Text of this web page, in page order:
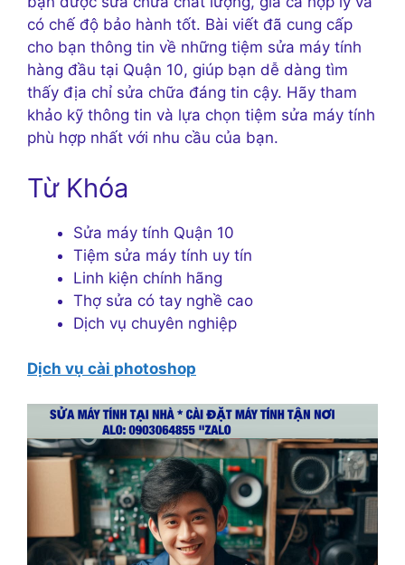
có chế độ bảo hành tốt. Bài viết đã cung cấp
cho bạn thông tin về những tiệm sửa máy tính
hàng đầu tại Quận 10, giúp bạn dễ dàng tìm
thấy địa chỉ sửa chữa đáng tin cậy. Hãy tham
khảo kỹ thông tin và lựa chọn tiệm sửa máy tính
phù hợp nhất với nhu cầu của bạn.
Từ Khóa
Sửa máy tính Quận 10
Tiệm sửa máy tính uy tín
Linh kiện chính hãng
Thợ sửa có tay nghề cao
Dịch vụ chuyên nghiệp
Dịch vụ cài photoshop